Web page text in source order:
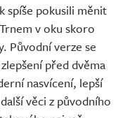
spíše pokusili měnit
v oku skoro
Původní verze se
před dvěma
nasvícení, lepší
věci z původního